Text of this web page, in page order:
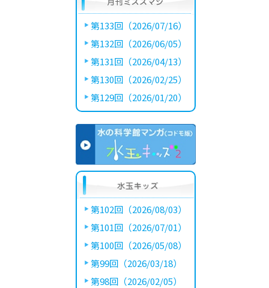
第133回（2026/07/16）
第132回（2026/06/05）
第131回（2026/04/13）
第130回（2026/02/25）
第129回（2026/01/20）
第102回（2026/08/03）
第101回（2026/07/01）
第100回（2026/05/08）
第99回（2026/03/18）
第98回（2026/02/05）